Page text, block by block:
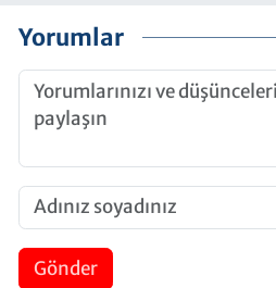
Yorumlar
Gönder